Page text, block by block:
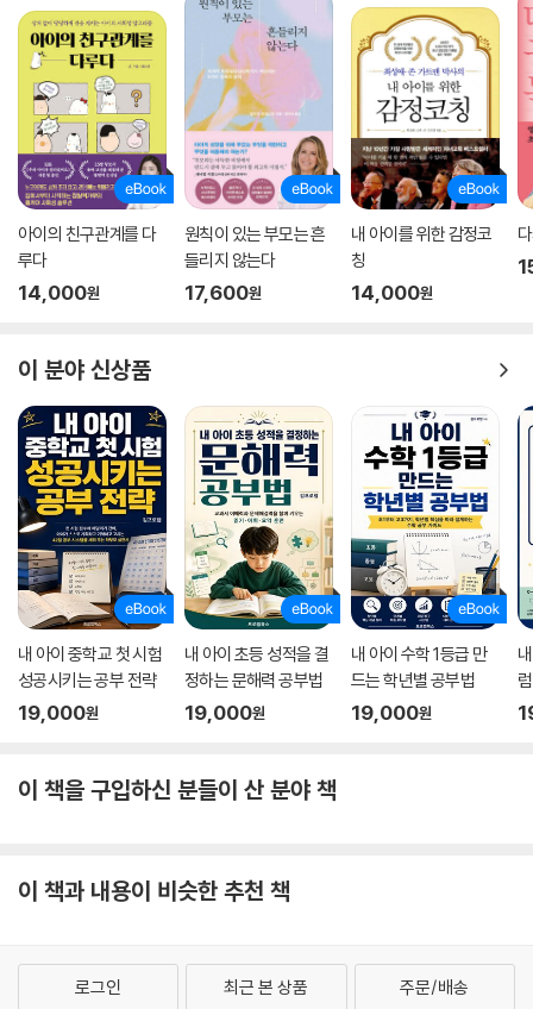
아이의 친구관계를 다
루다
14,000원
원칙이 있는 부모는 흔
들리지 않는다
17,600원
내 아이를 위한 감정코
칭
14,000원
이 분야 신상품
내 아이 중학교 첫 시험
성공시키는 공부 전략
19,000원
내 아이 초등 성적을 결
정하는 문해력 공부법
19,000원
내 아이 수학 1등급 만
드는 학년별 공부법
19,000원
도
이 책을 구입하신 분들이 산 분야 책
이 책과 내용이 비슷한 추천 책
로그인 최근 본 상품 주문/배송